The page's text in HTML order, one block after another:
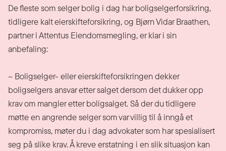
De fleste som selger bolig i dag har boligselgerforsikring,
tidligere kalt eierskifteforsikring, og Bjørn Vidar Braathen,
partner i Attentus Eiendomsmegling, er klar i sin
anbefaling:
– Boligselger- eller eierskifteforsikringen dekker
boligselgers ansvar etter salget dersom det dukker opp
krav om mangler etter boligsalget. Så der du tidligere
møtte en angrende selger som var villig til å inngå et
kompromiss, møter du i dag advokater som har spesialisert
seg på slike krav. Å kreve erstatning i en slik situasjon kan